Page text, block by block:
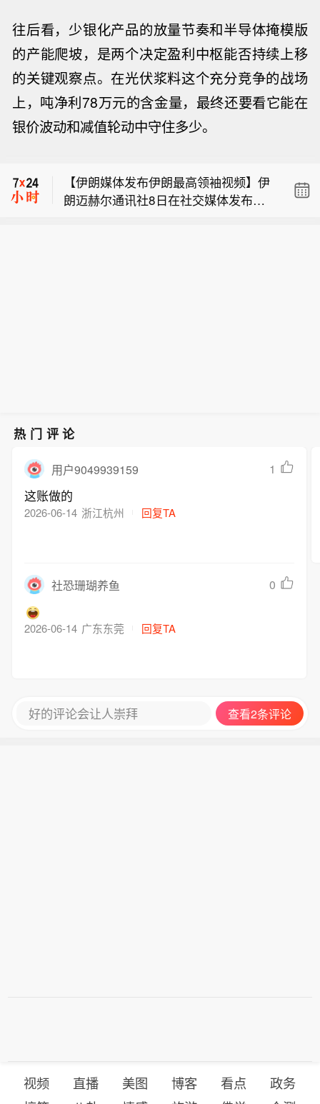
往后看，少银化产品的放量节奏和半导体掩模版
的产能爬坡，是两个决定盈利中枢能否持续上移
的关键观察点。在光伏浆料这个充分竞争的战场
上，吨净利78万元的含金量，最终还要看它能在
银价波动和减值轮动中守住多少。
【河南驻马店通报：重大刑案嫌犯已被
抓获】驻马店市“7•30”案件工作专班8月
发前在西平县柏城街道侯园社区租房放
置杂物，2026年7月30日因琐事与租房
【伊朗媒体发布伊朗最高领袖视频】伊
朗迈赫尔通讯社8日在社交媒体发布了
中。
热门评论
用户9049939159 1
这账做的
2026-06-14 浙江杭州 回复TA
社恐珊瑚养鱼 0
2026-06-14 广东东莞 回复TA
好的评论会让人崇拜 查看2条评论
视频 直播 美图 博客 看点
政务